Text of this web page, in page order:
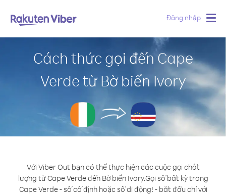
Đăng nhập
Cách thức gọi đến Cape
Verde từ Bờ biển Ivory
Với Viber Out bạn có thể thực hiện các cuộc gọi chất
lượng từ Cape Verde đến Bờ biển Ivory.Gọi số bất kỳ trong
Cape Verde - số cố định hoặc số di động! - bắt đầu chỉ với